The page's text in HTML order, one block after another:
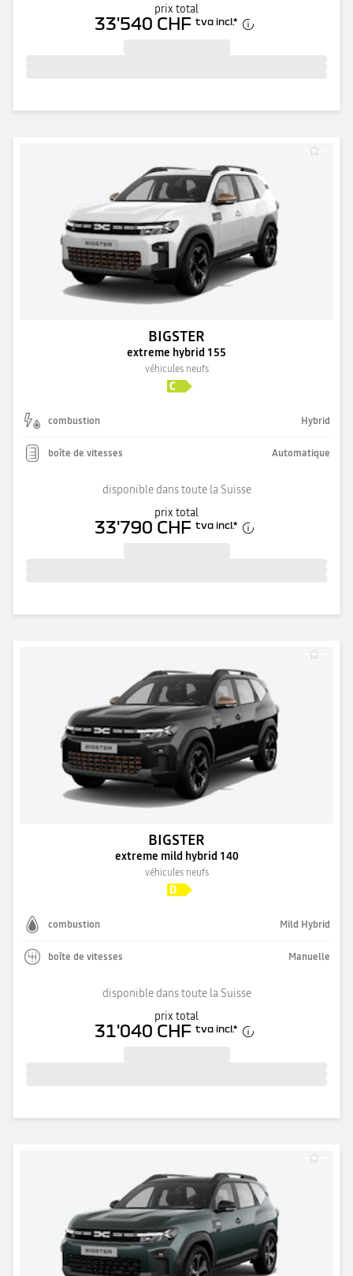
prix total
33'540 CHF tva incl.*
BIGSTER
extreme hybrid 155
véhicules neufs
combustion Hybrid
boîte de vitesses Automatique
disponible dans toute la Suisse
prix total
33'790 CHF tva incl.*
BIGSTER
extreme mild hybrid 140
véhicules neufs
combustion Mild Hybrid
boîte de vitesses Manuelle
disponible dans toute la Suisse
prix total
31'040 CHF tva incl.*